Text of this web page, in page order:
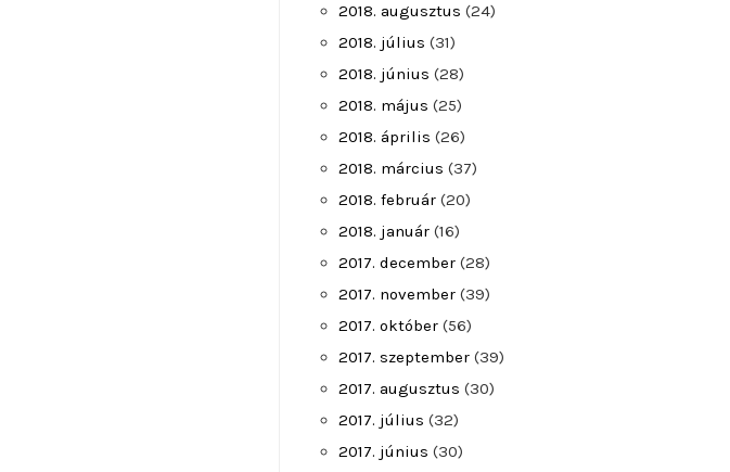
2018. augusztus (24)
2018. július (31)
2018. június (28)
2018. május (25)
2018. április (26)
2018. március (37)
2018. február (20)
2018. január (16)
2017. december (28)
2017. november (39)
2017. október (56)
2017. szeptember (39)
2017. augusztus (30)
2017. július (32)
2017. június (30)